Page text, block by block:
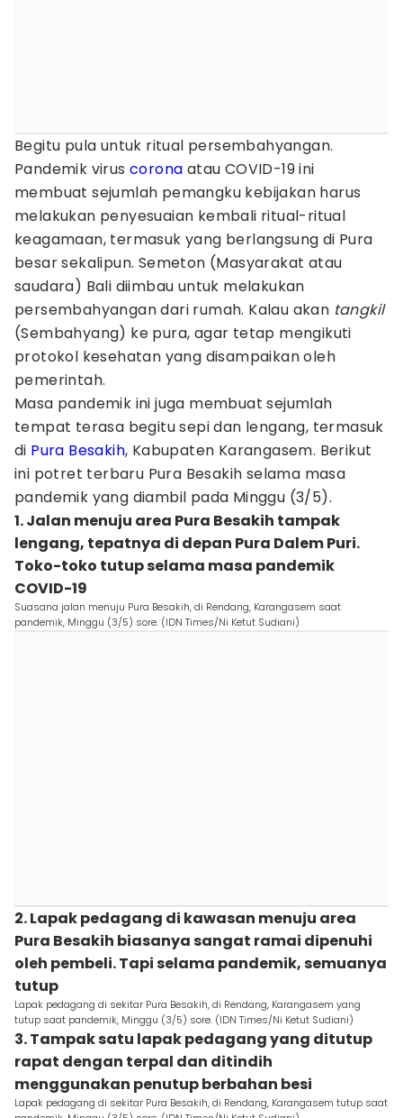
Begitu pula untuk ritual persembahyangan.
Pandemik viruscorona atau COVID-19 ini
membuat sejumlah pemangku kebijakan harus
melakukan penyesuaian kembali ritual-ritual
keagamaan, termasuk yang berlangsung di Pura
besar sekalipun. Semeton (Masyarakat atau
saudara) Bali diimbau untuk melakukan
persembahyangan dari rumah. Kalau akan tangkil
(Sembahyang) ke pura, agar tetap mengikuti
protokol kesehatan yang disampaikan oleh
pemerintah.
Masa pandemik ini juga membuat sejumlah
tempat terasa begitu sepi dan lengang, termasuk
di Pura Besakih, Kabupaten Karangasem. Berikut
ini potret terbaru Pura Besakih selama masa
pandemik yang diambil pada Minggu (3/5).
1. Jalan menuju area Pura Besakih tampak
lengang, tepatnya di depan Pura Dalem Puri.
Toko-toko tutup selama masa pandemik
COVID-19
Suasana jalan menuju Pura Besakih, di Rendang, Karangasem saat
pandemik, Minggu (3/5) sore. (IDN Times/Ni Ketut Sudiani)
2. Lapak pedagang di kawasan menuju area
Pura Besakih biasanya sangat ramai dipenuhi
oleh pembeli. Tapi selama pandemik, semuanya
tutup
Lapak pedagang di sekitar Pura Besakih, di Rendang, Karangasem yang
tutup saat pandemik, Minggu (3/5) sore. (IDN Times/Ni Ketut Sudiani)
3. Tampak satu lapak pedagang yang ditutup
rapat dengan terpal dan ditindih
menggunakan penutup berbahan besi
Lapak pedagang di sekitar Pura Besakih, di Rendang, Karangasem tutup saat